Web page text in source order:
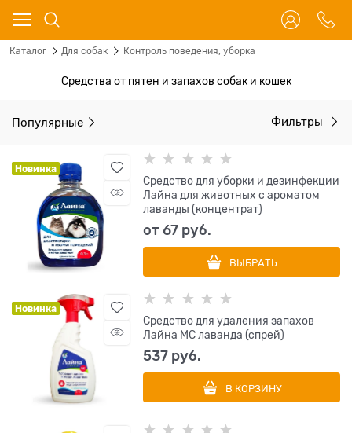
Каталог Для собак Контроль поведения, уборка
Средства от пятен и запахов собак и кошек
Популярные Фильтры
Новинка
Средство для уборки и дезинфекции
Лайна для животных с ароматом
лаванды (концентрат)
от67 руб.
ВЫБРАТЬ
Новинка
Средство для удаления запахов
Лайна МС лаванда (спрей)
537 руб.
В КОРЗИНУ